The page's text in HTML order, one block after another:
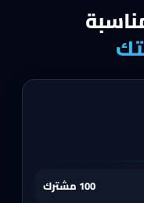
100 مشترك